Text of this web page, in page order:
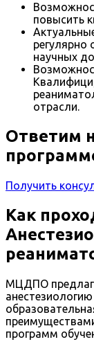
повысить
регулярно
научных
отрасли.
Ответим
Получить
Как
МЦДПО
программ